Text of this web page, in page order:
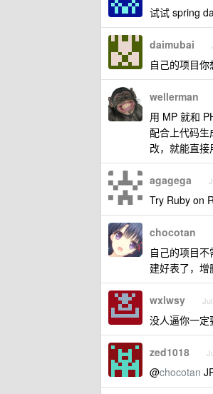
试试 spring
daimubai
自己的项目
wellerman
用 MP 就和
配合上代码
改，就能直接
agagega
Try Ruby on
chocotan
自己的项目
建好表了，增
wxlwsy
没人逼你一
zed1018
@chocotan